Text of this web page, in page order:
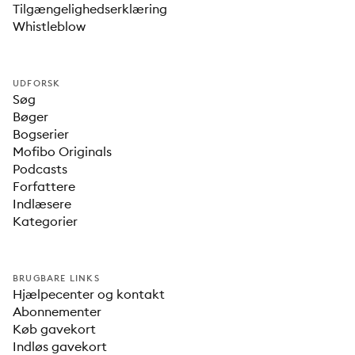
Tilgængelighedserklæring
Whistleblow
UDFORSK
Søg
Bøger
Bogserier
Mofibo Originals
Podcasts
Forfattere
Indlæsere
Kategorier
BRUGBARE LINKS
Hjælpecenter og kontakt
Abonnementer
Køb gavekort
Indløs gavekort